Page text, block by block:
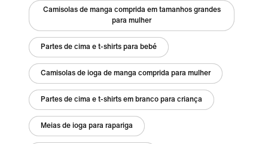
Camisolas de manga comprida em tamanhos grandes
para mulher
Partes de cima e t-shirts para bebé
Camisolas de ioga de manga comprida para mulher
Partes de cima e t-shirts em branco para criança
Meias de ioga para rapariga